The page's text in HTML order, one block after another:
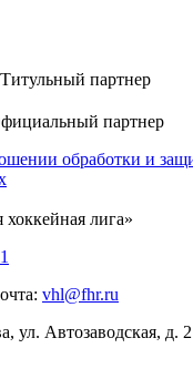
Титульный партнер
партнер
обработки и
лига»
vhl@fhr.ru
ул. Автозаводская, д.